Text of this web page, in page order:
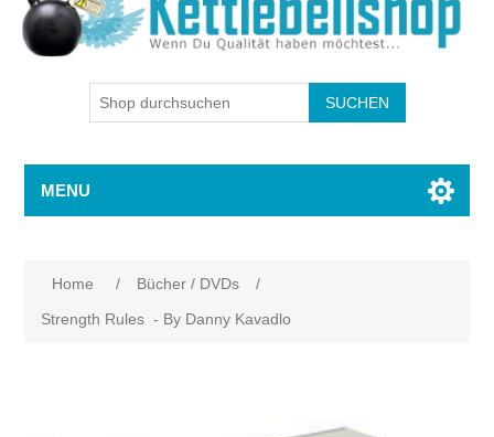
MENU
Home / Bücher / DVDs
/
Strength Rules - By Danny Kavadlo